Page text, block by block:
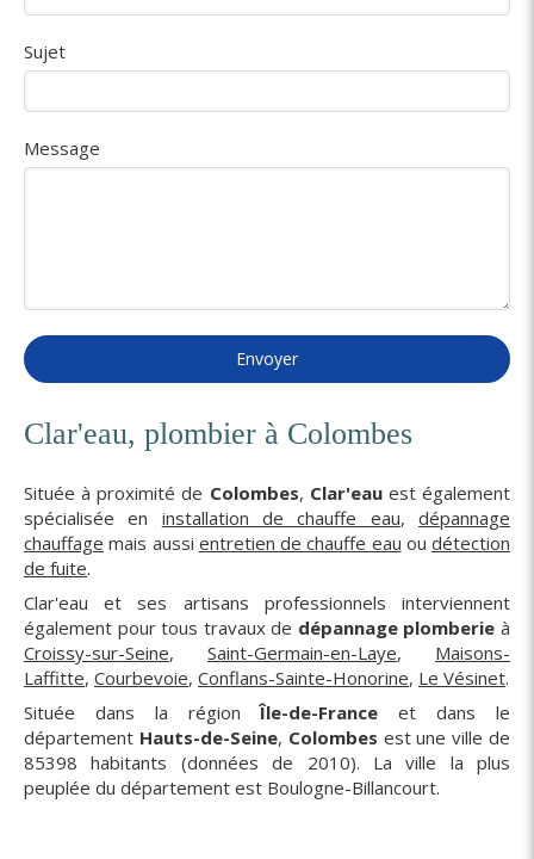
Sujet
Message
Envoyer
Clar'eau, plombier à Colombes
Située à proximité de Colombes, Clar'eauest également
spécialisée en installation de chauffe eau,dépannage
chauffage mais aussi entretien de chauffe eau ou détection
de fuite.
Clar'eau et ses artisans professionnels interviennent
également pour tous travaux de dépannage plomberie à
Croissy-sur-Seine, Saint-Germain-en-Laye, Maisons-
Laffitte, Courbevoie, Conflans-Sainte-Honorine, Le Vésinet.
Située dans la régionÎle-de-France et dans le
département Hauts-de-Seine, Colombes est une ville de
85398 habitants (données de 2010). La ville la plus
peuplée du département est Boulogne-Billancourt.